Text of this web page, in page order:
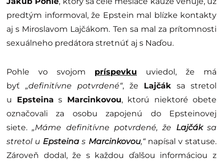
predtým informoval, že Epstein mal blízke kontakty
aj s Miroslavom Lajčákom. Ten sa mal za prítomnosti
sexuálneho predátora stretnúť aj s Naďou.
Pohle vo svojom príspevku uviedol, že má
byť „definitívne potvrdené“, že Lajčák sa stretol
u Epsteina s Marcinkovou, ktorú niektoré obete
označovali za osobu zapojenú do Epsteinovej
siete.„Máme definitívne potvrdené, že Lajčáksa
stretol u Epsteina s Marcinkovou,“ napísal v statuse.
Zároveň dodal, že s každou ďalšou informáciou z